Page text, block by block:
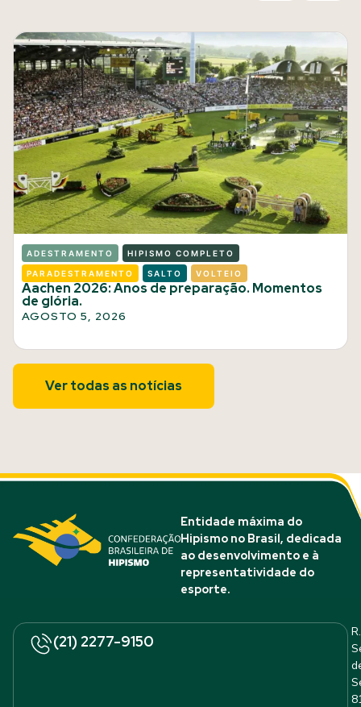
ADESTRAMENTO HIPISMO COMPLETO
PARADESTRAMENTO SALTO VOLTEIO
Aachen 2026: Anos de preparação. Momentos
de glória.
AGOSTO 5, 2026
Ver todas as notícias
Entidade máxima do
Hipismo no Brasil, dedicada
ao desenvolvimento e à
representatividade do
esporte.
(21) 2277-9150
R.